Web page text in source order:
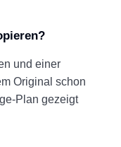
und einer
Original schon
Plan gezeigt